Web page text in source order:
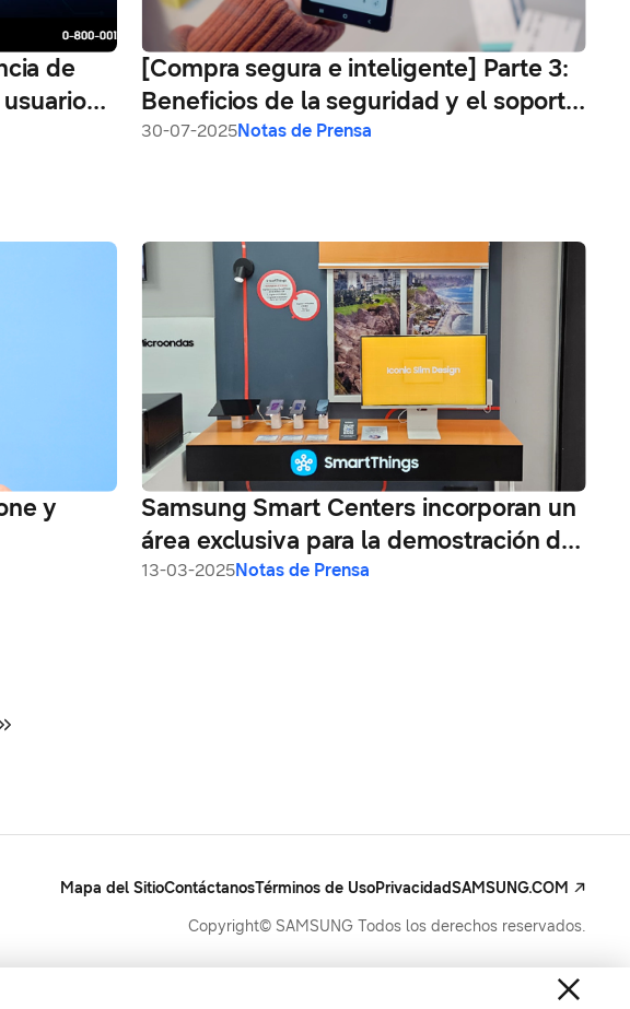
de
[Compra segura e inteligente] Parte 3:
Beneficios de la seguridad y el soporte
de software
30-07-2025Notas de Prensa
y
Samsung Smart Centers incorporan un
área exclusiva para la demostración de
casas conectadas a través de
13-03-2025Notas de Prensa
Mapa del SitioContáctanosTérminos de UsoPrivacidadSAMSUNG.COM
Copyright© SAMSUNG Todos los derechos reservados.